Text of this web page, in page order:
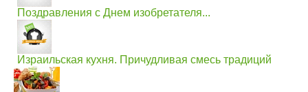
Поздравления с Днем изобретателя...
Израильская кухня. Причудливая смесь традиций